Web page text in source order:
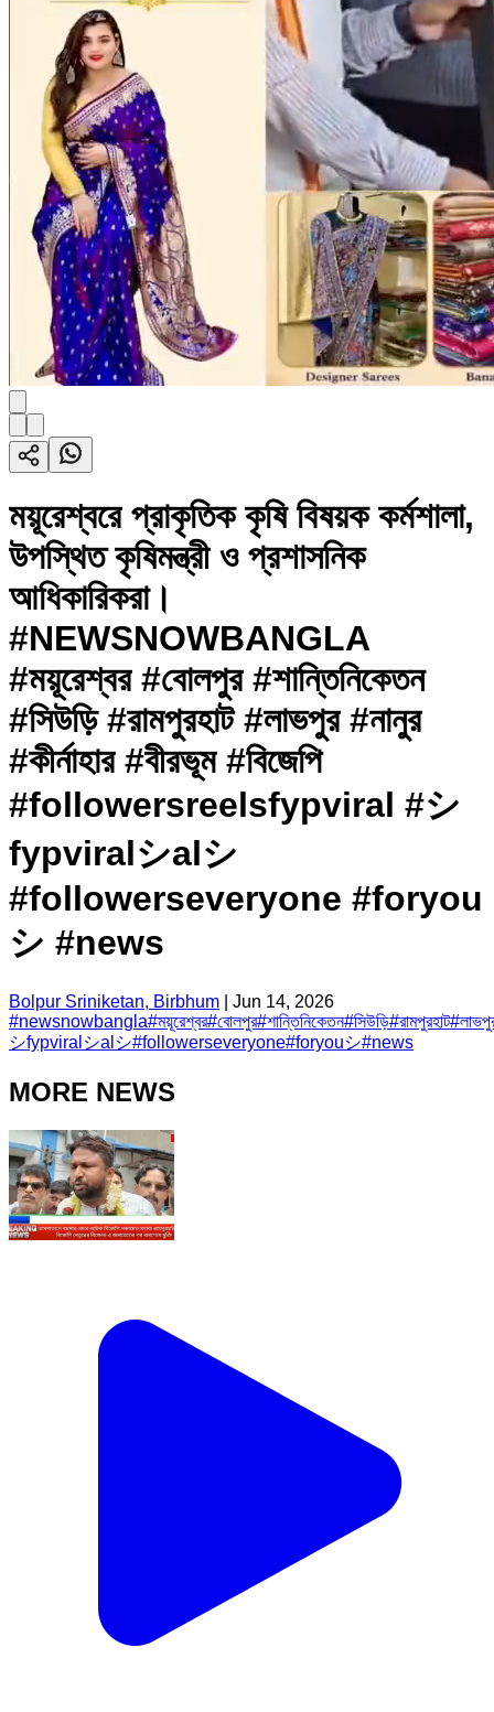
ময়ূরেশ্বরে প্রাকৃতিক কৃষি বিষয়ক কর্মশালা,
উপস্থিত কৃষিমন্ত্রী ও প্রশাসনিক
আধিকারিকরা।
#NEWSNOWBANGLA
#ময়ূরেশ্বর #বোলপুর #শান্তিনিকেতন
#সিউড়ি #রামপুরহাট #লাভপুর #নানুর
#কীর্নাহার #বীরভূম #বিজেপি
#followersreelsfypviral #シ
fypviralシalシ
#followerseveryone #foryou
シ #news
Bolpur Sriniketan, Birbhum
Jun 14, 2026
#newsnowbangla#ময়ূরেশ্বর#বোলপুর#শান্তিনিকেতন#সিউড়ি#রামপুরহাট#
シfypviralシalシ#followerseveryone#foryouシ#news
MORE NEWS